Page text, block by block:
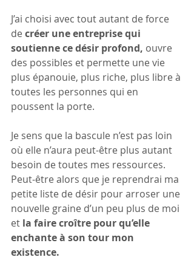
J’ai choisi avec tout autant de force
de créer une entreprise qui
soutienne ce désir profond, ouvre
des possibles et permette une vie
plus épanouie, plus riche, plus libre à
toutes les personnes qui en
poussent la porte.
Je sens que la bascule n’est pas loin
où elle n’aura peut-être plus autant
besoin de toutes mes ressources.
Peut-être alors que je reprendrai ma
petite liste de désir pour arroser une
nouvelle graine d’un peu plus de moi
et la faire croître pour qu’elle
enchante à son tour mon
existence.